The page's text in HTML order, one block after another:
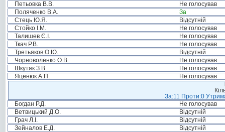
Петьовка В.В.
Не голосував
Поляченко В.А.
За
Стець Ю.Я.
Відсутній
Стойко І.М.
Не голосував
Талишев Є.І.
Не голосував
Ткач Р.В.
Не голосував
Третьяков О.Ю.
Відсутній
Чорноволенко О.В.
Не голосував
Шкутяк З.В.
Не голосував
Яценюк А.П.
Не голосував
За:11 Проти:0
Богдан Р.Д.
Не голосував
Ветвицький Д.О.
Відсутній
Грач Л.І.
Відсутній
Зейналов Е.Д.
Відсутній